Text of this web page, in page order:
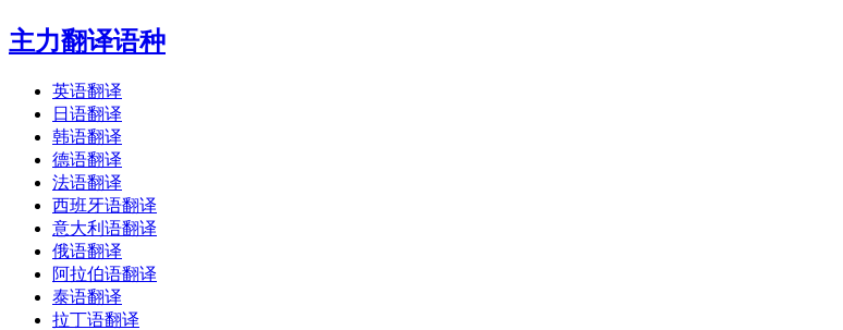
主力翻译语种
英语翻译
日语翻译
韩语翻译
德语翻译
法语翻译
西班牙语翻译
意大利语翻译
俄语翻译
阿拉伯语翻译
泰语翻译
拉丁语翻译